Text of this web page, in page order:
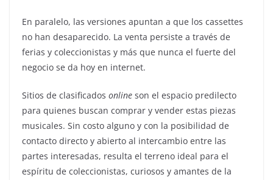
En paralelo, las versiones apuntan a que los cassettes
no han desaparecido. La venta persiste a través de
ferias y coleccionistas y más que nunca el fuerte del
negocio se da hoy en internet.
Sitios de clasificados online son el espacio predilecto
para quienes buscan comprar y vender estas piezas
musicales. Sin costo alguno y con la posibilidad de
contacto directo y abierto al intercambio entre las
partes interesadas, resulta el terreno ideal para el
espíritu de coleccionistas, curiosos y amantes de la